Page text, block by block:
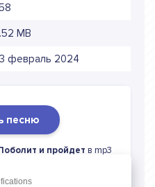
MB
февраль 2024
песню
и пройдет в mp3
онлайн